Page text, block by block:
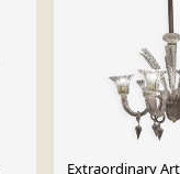
Extraordinary